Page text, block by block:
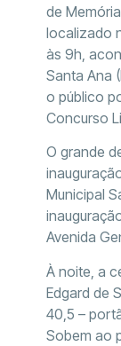
de
localizado
às 9h,
Santa Ana
o público
Concurso
O grande
Municipal
Avenida
À noite, a
Edgard de
40,5 –
Sobem ao